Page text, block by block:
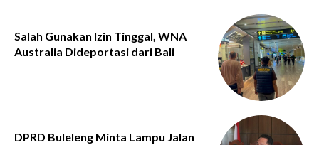
Salah Gunakan Izin Tinggal, WNA
Australia Dideportasi dari Bali
DPRD Buleleng Minta Lampu Jalan